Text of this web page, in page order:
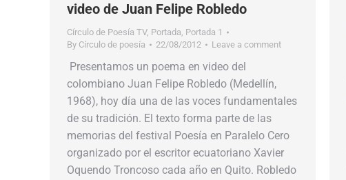
video de Juan Felipe Robledo
Círculo de Poesía TV, Portada, Portada 1
By Círculo de poesía 22/08/2012 Leave a comment
Presentamos un poema en video del
colombiano Juan Felipe Robledo (Medellín,
1968), hoy día una de las voces fundamentales
de su tradición. El texto forma parte de las
memorias del festival Poesía en Paralelo Cero
organizado por el escritor ecuatoriano Xavier
Oquendo Troncoso cada año en Quito. Robledo